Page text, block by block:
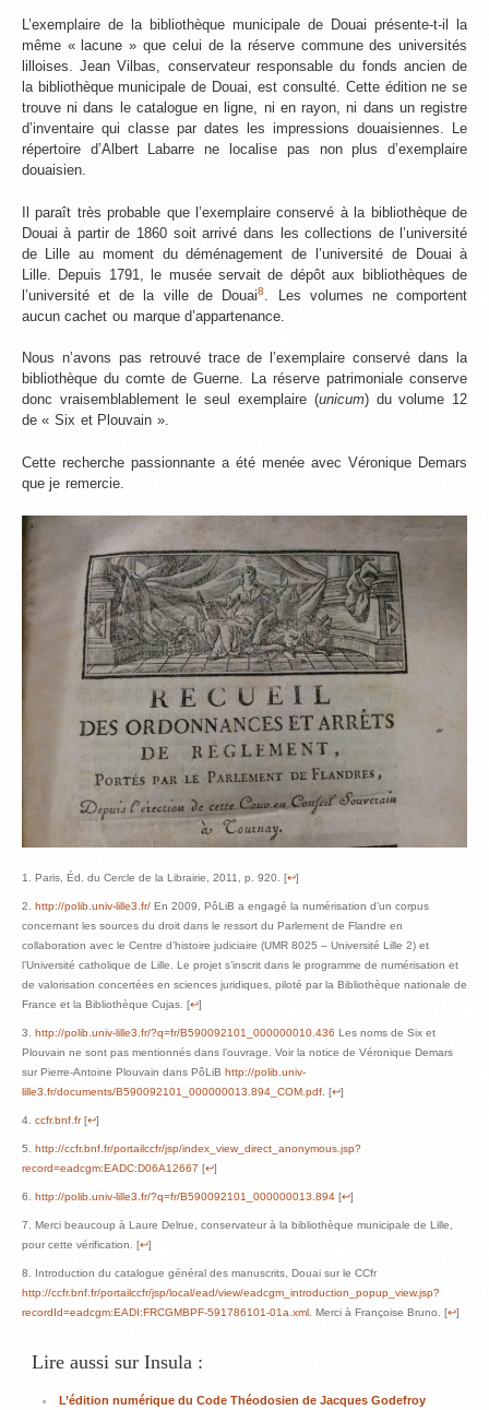
L’exemplaire de la bibliothèque municipale de Douai présente-t-il la
même « lacune » que celui de la réserve commune des universités
lilloises. Jean Vilbas, conservateur responsable du fonds ancien de
la bibliothèque municipale de Douai, est consulté. Cette édition ne se
trouve ni dans le catalogue en ligne, ni en rayon, ni dans un registre
d’inventaire qui classe par dates les impressions douaisiennes. Le
répertoire d’Albert Labarre ne localise pas non plus d’exemplaire
douaisien.
Il paraît très probable que l’exemplaire conservé à la bibliothèque de
Douai à partir de 1860 soit arrivé dans les collections de l’université
de Lille au moment du déménagement de l’université de Douai à
Lille. Depuis 1791, le musée servait de dépôt aux bibliothèques de
l’université et de la ville de Douai8
. Les volumes ne comportent
aucun cachet ou marque d’appartenance.
Nous n’avons pas retrouvé trace de l’exemplaire conservé dans la
bibliothèque du comte de Guerne. La réserve patrimoniale conserve
donc vraisemblablement le seul exemplaire (unicum) du volume 12
de « Six et Plouvain ».
Cette recherche passionnante a été menée avec Véronique Demars
que je remercie.
Paris, Éd. du Cercle de la Librairie, 2011, p. 920. [↩]
http://polib.univ-lille3.fr/En 2009, PôLiB a engagé la numérisation d’un corpus
concernant les sources du droit dans le ressort du Parlement de Flandre en
collaboration avec le Centre d’histoire judiciaire (UMR 8025 – Université Lille 2) et
l’Université catholique de Lille. Le projet s’inscrit dans le programme de numérisation et
de valorisation concertées en sciences juridiques, piloté par la Bibliothèque nationale de
France et la Bibliothèque Cujas. [↩]
http://polib.univ-lille3.fr/?q=fr/B590092101_000000010.436 Les noms de Six et
Plouvain ne sont pas mentionnés dans l’ouvrage. Voir la notice de Véronique Demars
sur Pierre-Antoine Plouvain dans PôLiB http://polib.univ-
lille3.fr/documents/B590092101_000000013.894_COM.pdf. [↩]
ccfr.bnf.fr[↩]
http://ccfr.bnf.fr/portailccfr/jsp/index_view_direct_anonymous.jsp?
record=eadcgm:EADC:D06A12667 [↩]
http://polib.univ-lille3.fr/?q=fr/B590092101_000000013.894[↩]
Merci beaucoup à Laure Delrue, conservateur à la bibliothèque municipale de Lille,
pour cette vérification. [↩]
Introduction du catalogue général des manuscrits, Douai sur le CCfr
http://ccfr.bnf.fr/portailccfr/jsp/local/ead/view/eadcgm_introduction_popup_view.jsp?
recordId=eadcgm:EADI:FRCGMBPF-591786101-01a.xml. Merci à Françoise Bruno. [↩]
Lire aussi sur Insula :
L’édition numérique du Code Théodosien de Jacques Godefroy